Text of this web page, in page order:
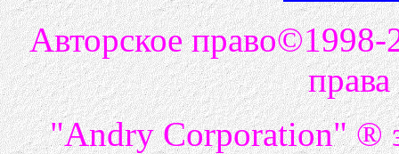
Авторское
"Andry Corporation" ®­